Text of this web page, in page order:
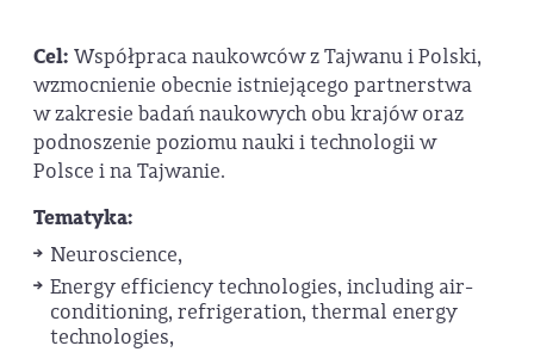
Cel: Współpraca naukowców z Tajwanu i Polski,
wzmocnienie obecnie istniejącego partnerstwa
w zakresie badań naukowych obu krajów oraz
podnoszenie poziomu nauki i technologii w
Polsce i na Tajwanie.
Tematyka:
Neuroscience,
Energy efficiency technologies, including air-
conditioning, refrigeration, thermal energy
technologies,